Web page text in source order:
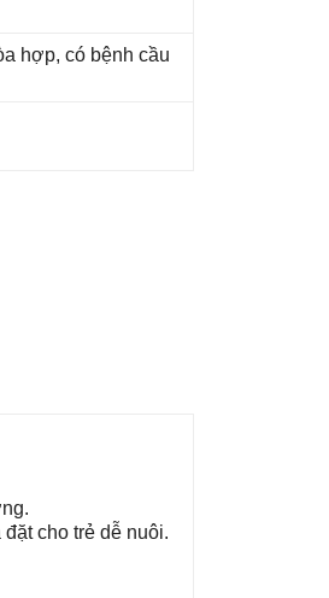
hợp, có bệnh cầu
cho trẻ dễ nuôi.